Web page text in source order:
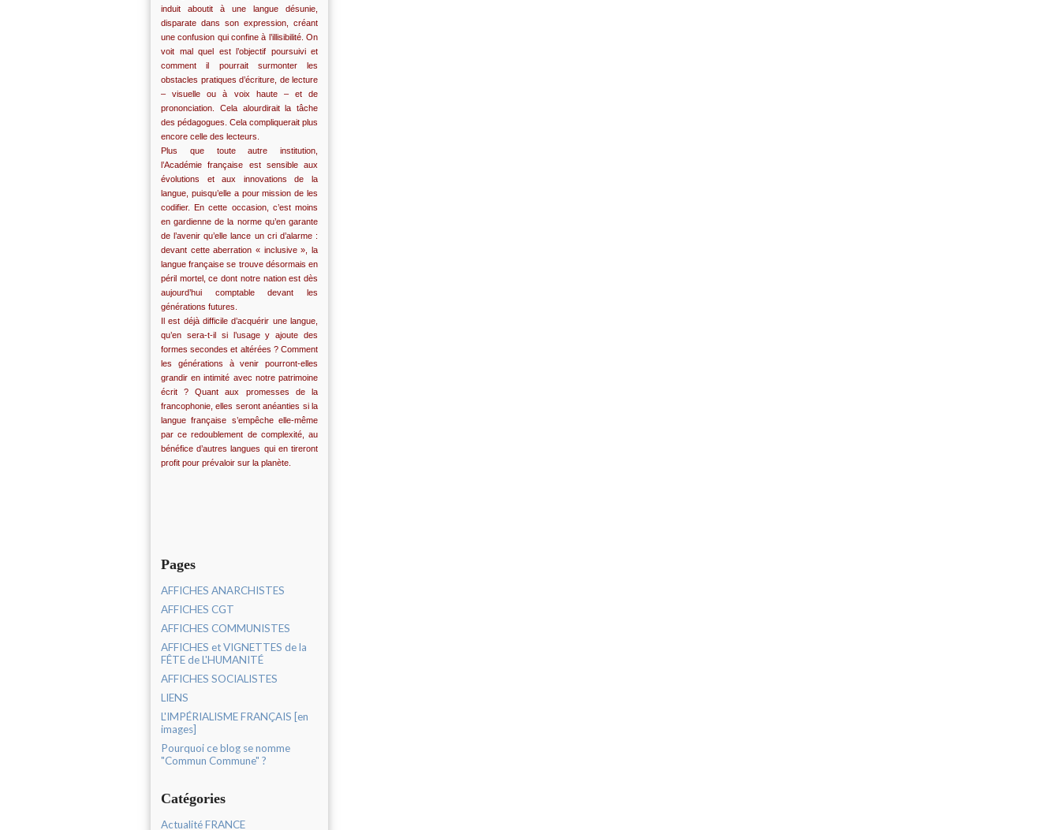
induit aboutit à une langue désunie,
disparate dans son expression, créant
une confusion qui confine à l’illisibilité. On
voit mal quel est l’objectif poursuivi et
comment il pourrait surmonter les
obstacles pratiques d’écriture, de lecture
– visuelle ou à voix haute – et de
prononciation. Cela alourdirait la tâche
des pédagogues. Cela compliquerait plus
encore celle des lecteurs.
Plus que toute autre institution,
l’Académie française est sensible aux
évolutions et aux innovations de la
langue, puisqu’elle a pour mission de les
codifier. En cette occasion, c’est moins
en gardienne de la norme qu’en garante
de l’avenir qu’elle lance un cri d’alarme :
devant cette aberration « inclusive », la
langue française se trouve désormais en
péril mortel, ce dont notre nation est dès
aujourd’hui comptable devant les
générations futures.
Il est déjà difficile d’acquérir une langue,
qu’en sera-t-il si l’usage y ajoute des
formes secondes et altérées ? Comment
les générations à venir pourront-elles
grandir en intimité avec notre patrimoine
écrit ? Quant aux promesses de la
francophonie, elles seront anéanties si la
langue française s’empêche elle-même
par ce redoublement de complexité, au
bénéfice d’autres langues qui en tireront
profit pour prévaloir sur la planète.
Pages
AFFICHES ANARCHISTES
AFFICHES CGT
AFFICHES COMMUNISTES
AFFICHES et VIGNETTES de la
FÊTE de L'HUMANITÉ
AFFICHES SOCIALISTES
LIENS
L'IMPÉRIALISME FRANÇAIS [en
images]
Pourquoi ce blog se nomme
"Commun Commune" ?
Catégories
Actualité FRANCE